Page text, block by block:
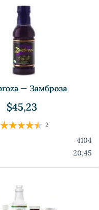
— Замброза
$45,23
2
4104
20,45